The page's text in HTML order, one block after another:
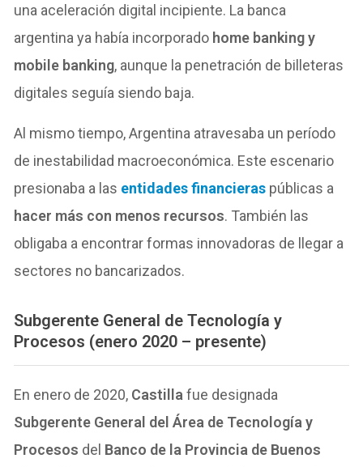
una aceleración digital incipiente. La banca
argentina ya había incorporado home banking y
mobile banking, aunque la penetración de billeteras
digitales seguía siendo baja.
Al mismo tiempo, Argentina atravesaba un período
de inestabilidad macroeconómica. Este escenario
presionaba a las entidades financieras públicas a
hacer más con menos recursos. También las
obligaba a encontrar formas innovadoras de llegar a
sectores no bancarizados.
Subgerente General de Tecnología y
Procesos (enero 2020 – presente)
En enero de 2020, Castillafue designada
Subgerente General del Área de Tecnología y
Procesos del Banco de la Provincia de Buenos